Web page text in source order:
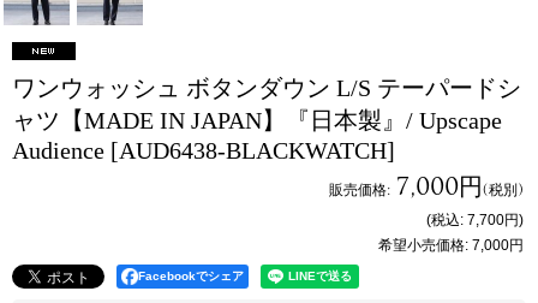
ワンウォッシュ ボタンダウン L/S テーパードシ
ャツ【MADE IN JAPAN】『日本製』/ Upscape
Audience [AUD6438-BLACKWATCH]
販売価格: 7,000円(税別)
(税込: 7,700円)
希望小売価格: 7,000円
Facebookでシェア